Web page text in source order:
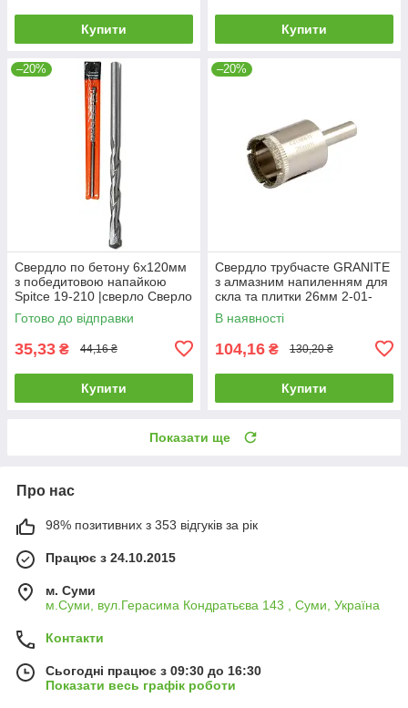
Купити Купити
–20%
Свердло по бетону 6х120мм
з победитовою напайкою
Spitce 19-210 |сверло Сверло
по бетону 6х120мм с
победитовой напайкой Spitce
Готово до відправки
35,33 ₴ 44,16 ₴
Купити
–20%
Свердло трубчасте GRANITE
з алмазним напиленням для
скла та плитки 26мм 2-01-
226 |Сверло трубчатое
GRANITE с алмазным
В наявності
104,16 ₴ 130,20 ₴
Купити
Показати ще
Про нас
98% позитивних з 353 відгуків за рік
Працює з 24.10.2015
м. Суми
м.Суми, вул.Герасима Кондратьєва 143 , Суми, Україна
Контакти
Сьогодні працює з 09:30 до 16:30
Показати весь графік роботи